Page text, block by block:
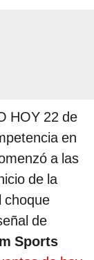
HOY 22 de
en
a las
de la
choque
de
Sports